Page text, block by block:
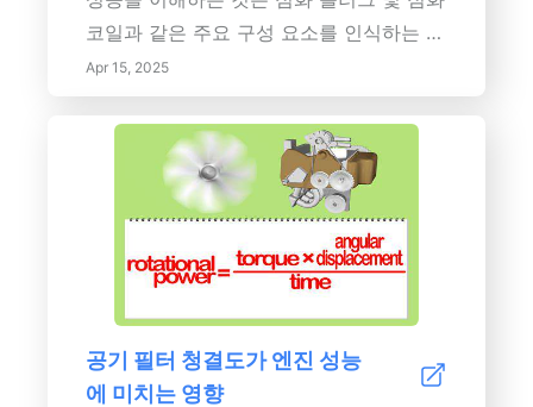
코일과 같은 주요 구성 요소를 인식하는 것
에서 시작합니다. 점화 플러그가 연소실의
공기 연료 혼합물에 불을 붙입니다.
Apr 15, 2025
공기 필터 청결도가 엔진 성능
에 미치는 영향